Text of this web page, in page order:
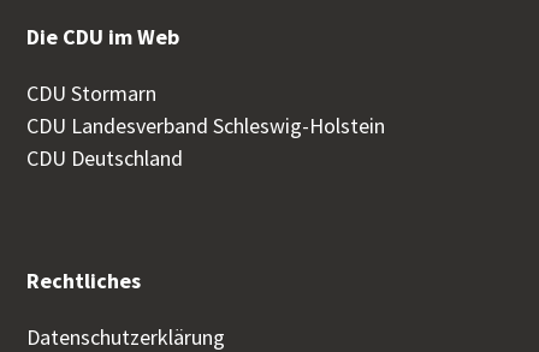
Die CDU im Web
CDU Stormarn
CDU Landesverband Schleswig-Holstein
CDU Deutschland
Rechtliches
Datenschutzerklärung